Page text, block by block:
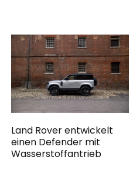
Land Rover entwickelt
einen Defender mit
Wasserstoffantrieb